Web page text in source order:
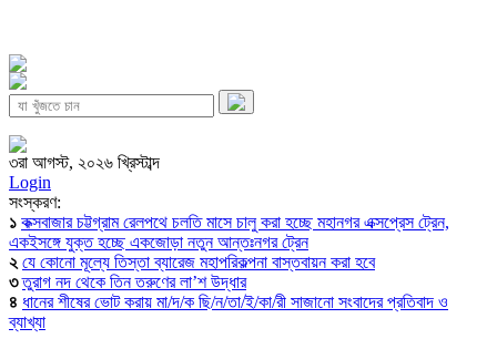
৩রা আগস্ট, ২০২৬ খ্রিস্টাব্দ
Login
সংস্করণ:
১ কক্সবাজার চট্টগ্রাম রেলপথে চলতি মাসে চালু করা হচ্ছে মহানগর এক্সপ্রেস ট্রেন,
একইসঙ্গে যুক্ত হচ্ছে একজোড়া নতুন আন্তঃনগর ট্রেন
২ যে কোনো মূল্যে তিস্তা ব্যারেজ মহাপরিকল্পনা বাস্তবায়ন করা হবে
৩ তুরাগ নদ থেকে তিন তরুণের লা’শ উদ্ধার
৪ ধানের শীষের ভোট করায় মা/দ/ক ছি/ন/তা/ই/কা/রী সাজানো সংবাদের প্রতিবাদ ও
ব্যাখ্যা